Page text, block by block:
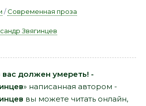
/Современная проза
Звягинцев
вас должен умереть! -
» написанная автором -
вы можете читать онлайн,